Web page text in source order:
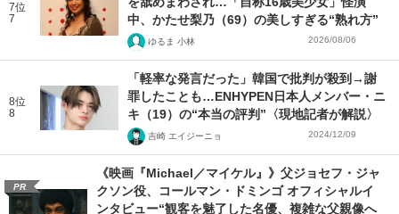
7位
7
中、かたせ梨乃（69）の美しすぎる“熟れ方”
ゆるま 小林 2026/08/06
8位
8
「軽率な発言だった」韓国で批判が殺到→謝
罪したことも…ENHYPEN日本人メンバー・ニ
キ（19）の“本当の評判”〈現地記者が解説〉
吉崎 エイジーニョ 2024/12/09
PR
《映画『Michael／マイケル』》父ジョセフ・ジャ
クソン役、コールマン・ドミンゴ オフィシャルイ
ンタビュー“観客を魅了した名優、複雑な父親像へ